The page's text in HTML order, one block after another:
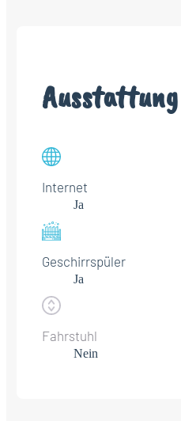
Ausstattung
Internet
Ja
Geschirrspüler
Ja
Fahrstuhl
Nein